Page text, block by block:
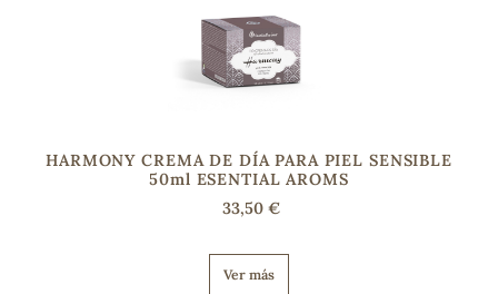
HARMONY CREMA DE DÍA PARA PIEL SENSIBLE
50ml ESENTIAL AROMS
33,50 €
Ver más